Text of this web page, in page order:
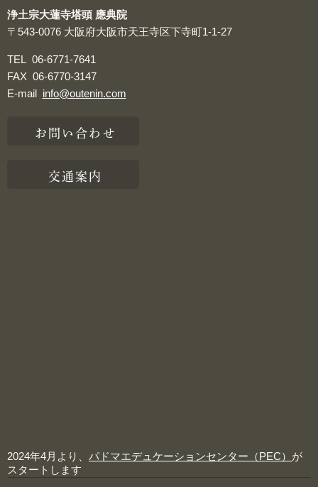
浄土宗大蓮寺塔頭 應典院
〒543-0076 大阪府大阪市天王寺区下寺町1-1-27
TEL 06-6771-7641
FAX 06-6770-3147
E-mail info@outenin.com
お問い合わせ
交通案内
2024年4月より、 パドマエデュケーションセンター（PEC） が
スタートします